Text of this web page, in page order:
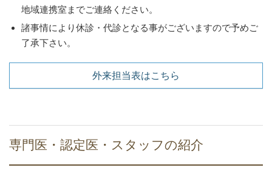
地域連携室までご連絡ください。
諸事情により休診・代診となる事がございますので予めご
了承下さい。
外来担当表はこちら
専門医・認定医・スタッフの紹介